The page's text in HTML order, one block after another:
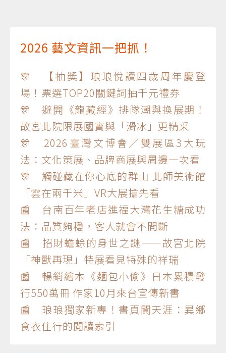
2026 藝文資訊一把抓！
🎊 【抽獎】琅琅悅讀四歲周年慶登
場！票選TOP20關鍵詞抽千元禮券
🎊 避開《龍藏經》排隊潮與換展期！
故宮北院限展國寶與「滑冰」更精采
🎊 2026臺灣文博會／雙展區3大玩
法：文化策展、品牌商展與周邊一次看
🎊 觸碰藏在你心底的群山 北師美術館
「雲在兩千米」VR大展搶先看
📰 台南百年老店進福大灣花生糖成功
法：品質夠穩，客人就會不間斷
📰 招財蟾蜍的身世之謎——故宮北院
「神獸再現」特展看見特殊的祥瑞
📰 暢銷繪本《麵包小偷》日本累積發
行550萬冊 作家10月來台宣傳新書
📰 琅琅獨家新專！書頁闖天涯：異鄉
食衣住行的閱讀索引